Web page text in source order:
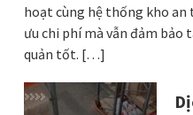
hoạt cùng hệ thống kho
ưu chi phí mà vẫn đảm bảo
quản tốt. […]